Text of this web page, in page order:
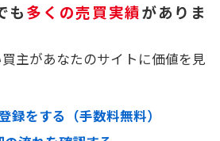
も多くの売買実績がありま
主があなたのサイトに価値を見
録をする（手数料無料）